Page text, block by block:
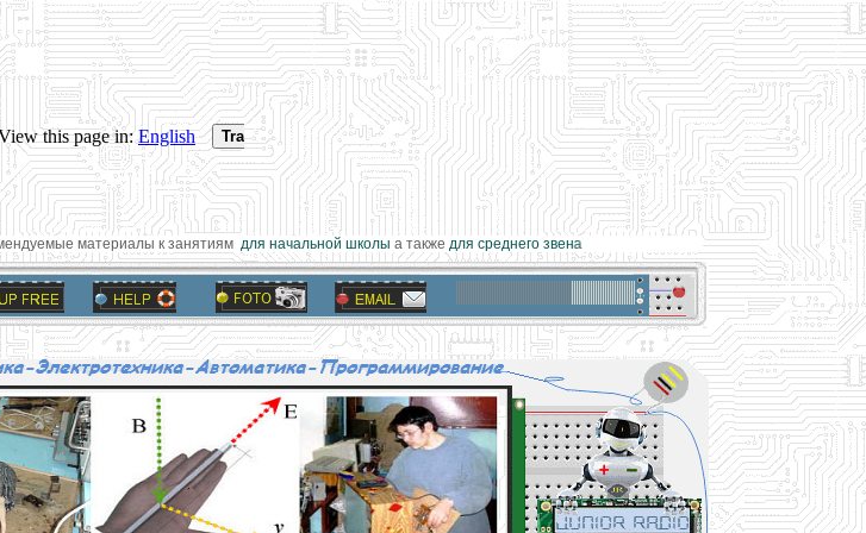
материалы к занятиямдля начальной школыа такжедля среднего звена